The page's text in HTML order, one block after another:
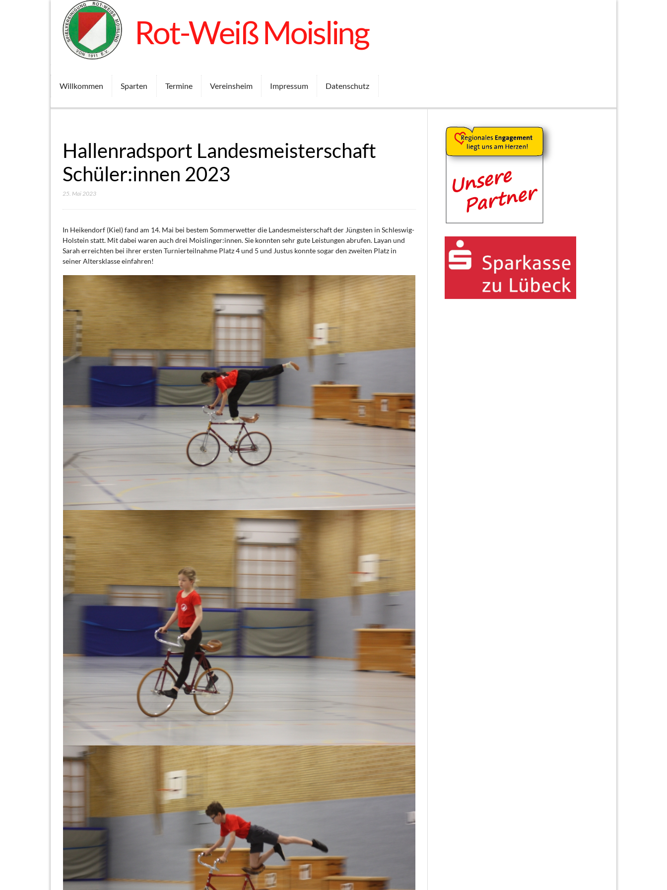
Rot-Weiß Moisling
Willkommen Sparten Termine Vereinsheim Impressum Datenschutz
Hallenradsport Landesmeisterschaft
Schüler:innen 2023
25. Mai 2023
In Heikendorf (Kiel) fand am 14. Mai bei bestem Sommerwetter die Landesmeisterschaft der Jüngsten in Schleswig-
Holstein statt. Mit dabei waren auch drei Moislinger:innen. Sie konnten sehr gute Leistungen abrufen. Layan und
Sarah erreichten bei ihrer ersten Turnierteilnahme Platz 4 und 5 und Justus konnte sogar den zweiten Platz in
seiner Altersklasse einfahren!